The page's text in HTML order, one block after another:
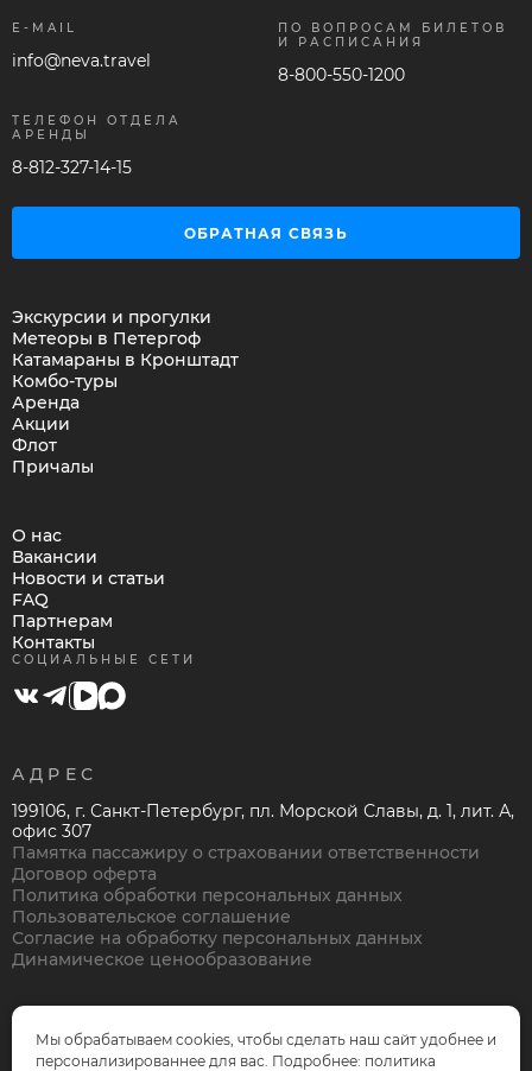
E-MAIL
info@neva.travel
ПО ВОПРОСАМ БИЛЕТОВ
И РАСПИСАНИЯ
8-800-550-1200
ТЕЛЕФОН ОТДЕЛА
АРЕНДЫ
8-812-327-14-15
ОБРАТНАЯ СВЯЗЬ
Экскурсии и прогулки
Метеоры в Петергоф
Катамараны в Кронштадт
Комбо-туры
Аренда
Акции
Флот
Причалы
О нас
Вакансии
Новости и статьи
FAQ
Партнерам
Контакты
СОЦИАЛЬНЫЕ СЕТИ
АДРЕС
199106, г. Санкт-Петербург, пл. Морской Славы, д. 1, лит. А,
офис 307
Памятка пассажиру о страховании ответственности
Договор оферта
Политика обработки персональных данных
Пользовательское соглашение
Согласие на обработку персональных данных
Динамическое ценообразование
Мы обрабатываем cookies, чтобы сделать наш сайт удобнее и
персонализированнее для вас. Подробнее: политика